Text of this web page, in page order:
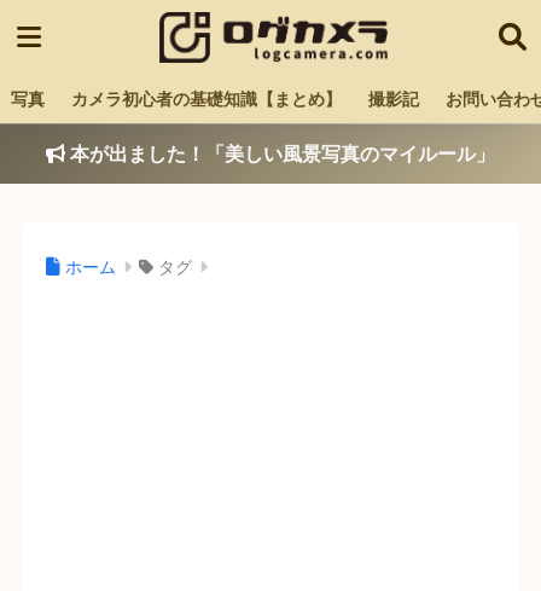
写真 カメラ初心者の基礎知識【まとめ】 撮影記 お問い合わ
本が出ました！「美しい風景写真のマイルール」
ホーム タグ